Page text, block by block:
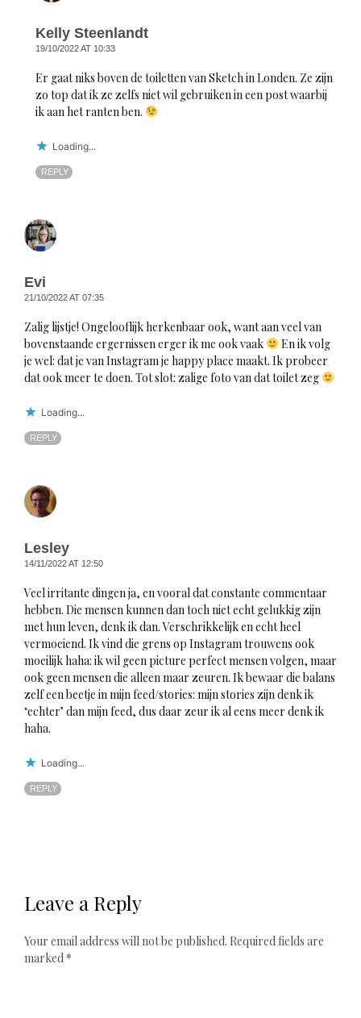
Kelly Steenlandt
19/10/2022 AT 10:33
Er gaat niks boven de toiletten van Sketch in Londen. Ze zijn
zo top dat ik ze zelfs niet wil gebruiken in een post waarbij
ik aan het ranten ben.
Loading...
REPLY
Evi
21/10/2022 AT 07:35
Zalig lijstje! Ongelooflijk herkenbaar ook, want aan veel van
bovenstaande ergernissen erger ik me ook vaak
En ik volg
je wel: dat je van Instagram je happy place maakt. Ik probeer
dat ook meer te doen. Tot slot: zalige foto van dat toilet zeg
Loading...
REPLY
Lesley
14/11/2022 AT 12:50
Veel irritante dingen ja, en vooral dat constante commentaar
hebben. Die mensen kunnen dan toch niet echt gelukkig zijn
met hun leven, denk ik dan. Verschrikkelijk en echt heel
vermoeiend. Ik vind die grens op Instagram trouwens ook
moeilijk haha: ik wil geen picture perfect mensen volgen, maar
ook geen mensen die alleen maar zeuren. Ik bewaar die balans
zelf een beetje in mijn feed/stories: mijn stories zijn denk ik
‘echter’ dan mijn feed, dus daar zeur ik al eens meer denk ik
haha.
Loading...
REPLY
Leave a Reply
Your email address will not be published. Required fields are
marked *